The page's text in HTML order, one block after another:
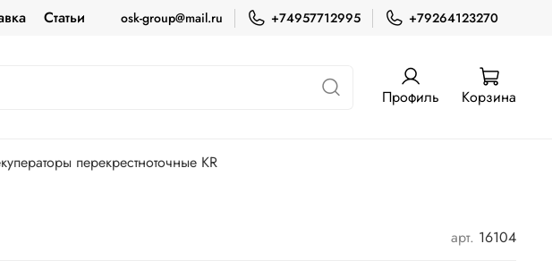
Статьи osk-group@mail.ru +74957712995 +79264123270
Профиль Корзина
перекрестноточные KR
арт. 16104